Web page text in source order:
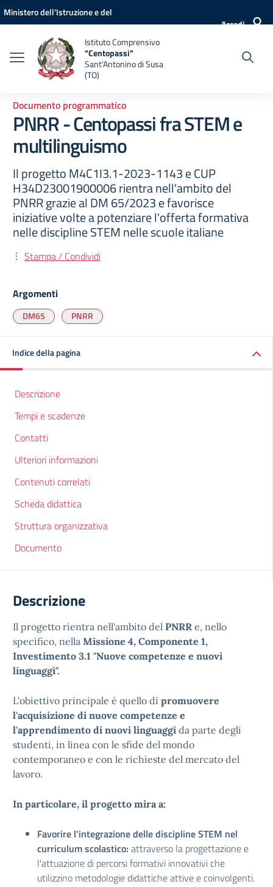
Vai ai contenuti
Vai al menu di navigazione
Vai al footer
Ministero dell'Istruzione e del
Accedi
Istituto Comprensivo
"Centopassi"
Sant'Antonino di Susa
(TO)
Documento programmatico
PNRR - Centopassi fra STEM e
multilinguismo
Il progetto M4C1I3.1-2023-1143 e CUP
H34D23001900006 rientra nell'ambito del
PNRR grazie al DM 65/2023 e favorisce
iniziative volte a potenziare l'offerta formativa
nelle discipline STEM nelle scuole italiane
Stampa / Condividi
Argomenti
DM65 PNRR
Indice della pagina
Descrizione
Tempi e scadenze
Contatti
Ulteriori informazioni
Contenuti correlati
Scheda didattica
Struttura organizzativa
Documento
Descrizione
Il progetto rientra nell'ambito del PNRR e, nello
specifico, nella Missione 4, Componente 1,
Investimento 3.1 "Nuove competenze e nuovi
linguaggi".
L'obiettivo principale è quello di promuovere
l'acquisizione di nuove competenze e
l'apprendimento di nuovi linguaggi da parte degli
studenti, in linea con le sfide del mondo
contemporaneo e con le richieste del mercato del
lavoro.
In particolare, il progetto mira a:
Favorire l'integrazione delle discipline STEM nel
curriculum scolastico: attraverso la progettazione e
l'attuazione di percorsi formativi innovativi che
utilizzino metodologie didattiche attive e coinvolgenti.